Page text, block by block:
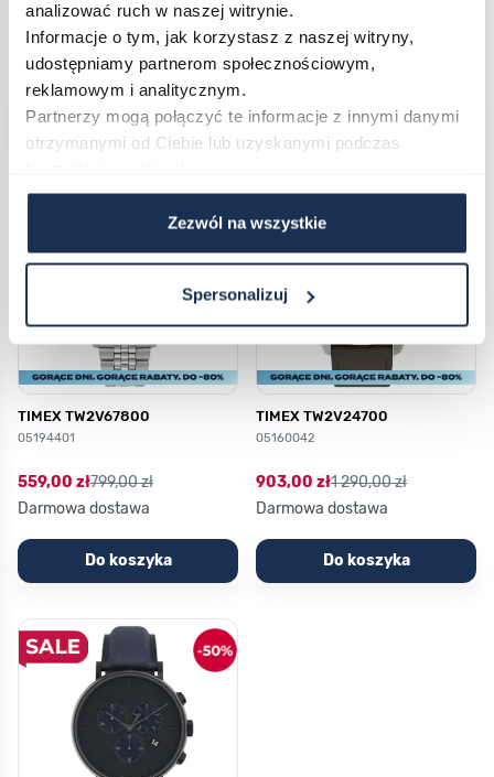
analizować ruch w naszej witrynie.
Informacje o tym, jak korzystasz z naszej witryny,
udostępniamy partnerom społecznościowym,
reklamowym i analitycznym.
Partnerzy mogą połączyć te informacje z innymi danymi
otrzymanymi od Ciebie lub uzyskanymi podczas
Zezwól na wszystkie
Spersonalizuj
693,00 zł990,00 zł
Darmowa dostawa
Do koszyka
594,00 zł990,00 zł
Darmowa dostawa
Do koszyka
TIMEX TW2V67800
05194401
559,00 zł799,00 zł
Darmowa dostawa
Do koszyka
TIMEX TW2V24700
05160042
903,00 zł1 290,00 zł
Darmowa dostawa
Do koszyka